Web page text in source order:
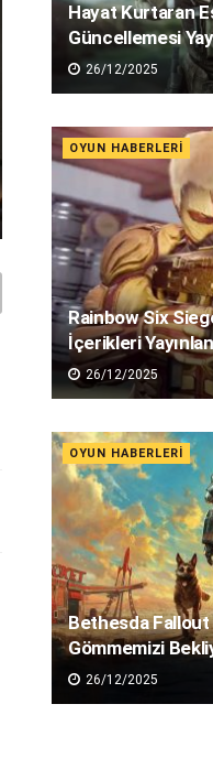
Hayat Kurtaran
Güncellemesi
26/12/2025
OYUN HABERLERI
Rainbow Six
İçerikleri
26/12/2025
OYUN HABERLERI
Bethesda Fallout
Gömmemizi
26/12/2025